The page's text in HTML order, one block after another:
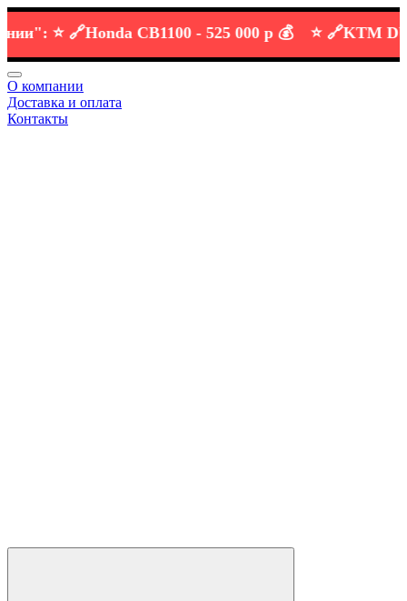
⭐️ 🔗 Honda CB1100 -525 000 р 💰 ⭐️ 🔗 KTM DUKE
О компании
Доставка и оплата
Контакты